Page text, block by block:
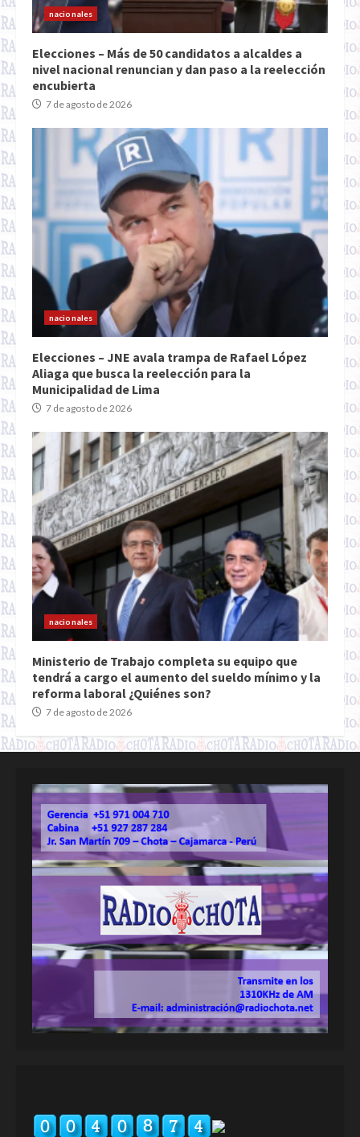
nacionales
Elecciones – Más de 50 candidatos a alcaldes a
nivel nacional renuncian y dan paso a la reelección
encubierta
7 de agosto de 2026
nacionales
Elecciones – JNE avala trampa de Rafael López
Aliaga que busca la reelección para la
Municipalidad de Lima
7 de agosto de 2026
nacionales
Ministerio de Trabajo completa su equipo que
tendrá a cargo el aumento del sueldo mínimo y la
reforma laboral ¿Quiénes son?
7 de agosto de 2026